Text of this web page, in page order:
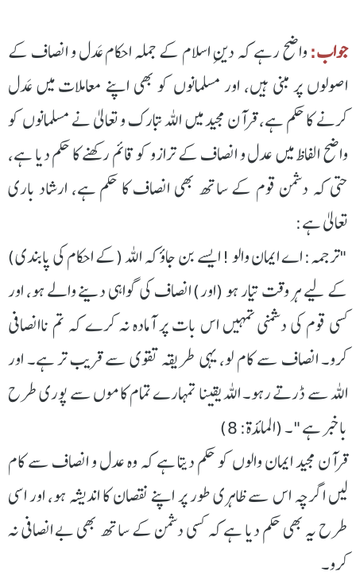
جواب:واضح رہے کہ دینِ اسلام کے جملہ احکام عَدل و انصاف کے
اصولوں پر مبنی ہیں، اور مسلمانوں کو بھی اپنے معاملات میں عَدل
کرنے کا حکم ہے، قرآن مجید میں اللہ تبارک و تعالیٰ نے مسلمانوں کو
واضح الفاظ میں عدل و انصاف کے ترازو کو قائم رکھنے کا حکم دیا ہے،
حتی کہ دشمن قوم کے ساتھ بھی انصاف کا حکم ہے، ارشاد باری
تعالیٰ ہے:
"ترجمہ: اے ایمان والو ! ایسے بن جاؤ کہ الله (کے احکام کی پابندی)
کے لیے ہر وقت تیار ہو (اور) انصاف کی گواہی دینے والے ہو، اور
کسی قوم کی دشمنی تمہیں اس بات پر آمادہ نہ کرے کہ تم ناانصافی
کرو۔ انصاف سے کام لو، یہی طریقہ تقوی سے قریب تر ہے۔ اور
الله سے ڈرتے رہو۔ الله یقینا تمہارے تمام کاموں سے پوری طرح
باخبر ہے"۔ (المائدۃ: 8)
قرآن مجید ایمان والوں کو حکم دیتا ہے کہ وہ عدل و انصاف سے کام
لیں اگرچہ اس سے ظاہری طور پر اپنے نقصان کا اندیشہ ہو، اور اسی
طرح یہ بھی حکم دیا ہے کہ کسی دشمن کے ساتھ بھی بے انصافی نہ
کرو۔